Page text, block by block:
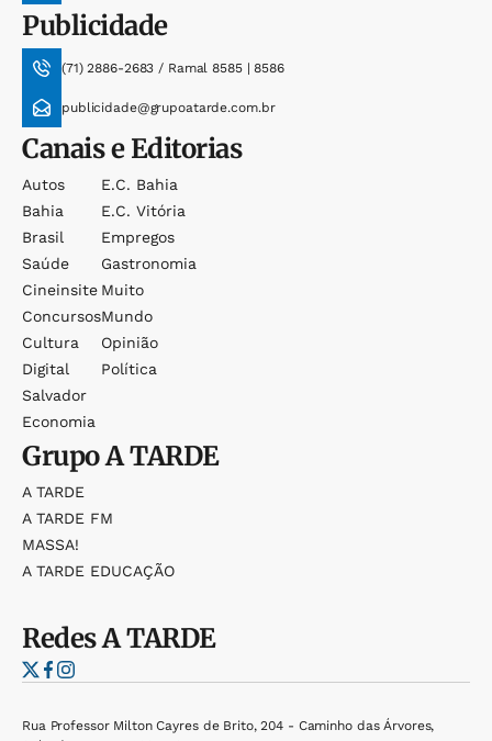
Publicidade
(71) 2886-2683 / Ramal 8585 | 8586
publicidade@grupoatarde.com.br
Canais e Editorias
Autos
Bahia
Brasil
Saúde
Cineinsite
Concursos
Cultura
Digital
Salvador
Economia
E.c. Bahia
E.c. Vitória
Empregos
Gastronomia
Muito
Mundo
Opinião
Política
GrupoA TARDE
A TARDE
A TARDE FM
MASSA!
A TARDE EDUCAÇÃO
RedesA TARDE
Rua Professor Milton Cayres de Brito, 204 - Caminho das Árvores,